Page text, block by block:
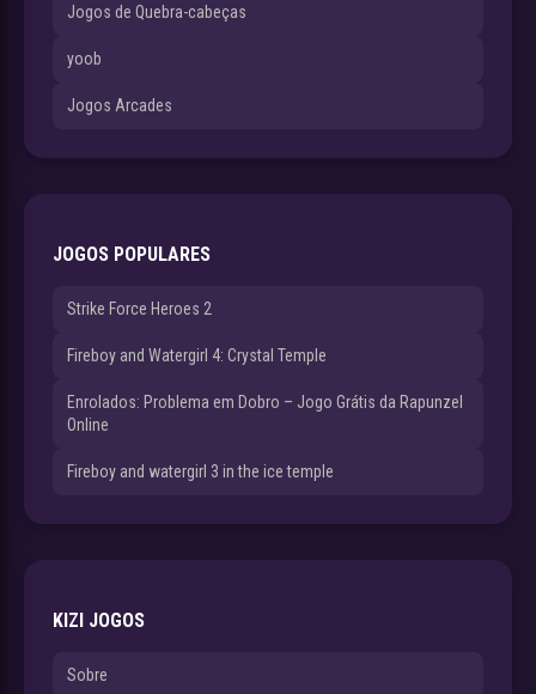
Jogos de Quebra-cabeças
yoob
Jogos Arcades
JOGOS POPULARES
Strike Force Heroes 2
Fireboy and Watergirl 4: Crystal Temple
Enrolados: Problema em Dobro – Jogo Grátis da Rapunzel
Online
Fireboy and watergirl 3 in the ice temple
KIZI JOGOS
Sobre